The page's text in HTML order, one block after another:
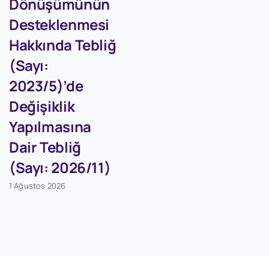
Dönüşümünün
Desteklenmesi
Hakkında Tebliğ
(Sayı:
2023/5)’de
Değişiklik
Yapılmasına
Dair Tebliğ
(Sayı: 2026/11)
1 Ağustos 2026